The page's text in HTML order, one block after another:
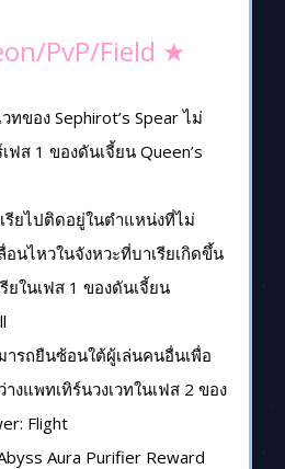
PvP/Field ★
ทของ Sephirot’s Spear ไม่
ฟส 1 ของดันเจี้ยน Queen’s
รียไปติดอยู่ในตำแหน่งที่ไม่
อนไหวในจังหวะที่บาเรียเกิดขึ้น
ยในเฟส 1 ของดันเจี้ยน
รถยืนซ้อนใต้ผู้เล่นคนอื่นเพื่อ
งแพทเทิร์นวงเวทในเฟส 2 ของ
Flight
Aura Purifier Reward